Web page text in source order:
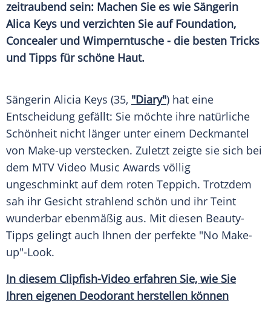
zeitraubend sein: Machen Sie es wie Sängerin
Alica Keys und verzichten Sie auf Foundation,
Concealer und Wimperntusche - die besten Tricks
und Tipps für schöne Haut.
Sängerin Alicia Keys (35, "Diary") hat eine
Entscheidung gefällt: Sie möchte ihre natürliche
Schönheit nicht länger unter einem Deckmantel
von Make-up verstecken. Zuletzt zeigte sie sich bei
dem MTV Video Music Awards völlig
ungeschminkt auf dem roten Teppich. Trotzdem
sah ihr Gesicht strahlend schön und ihr Teint
wunderbar ebenmäßig aus. Mit diesen Beauty-
Tipps gelingt auch Ihnen der perfekte "No Make-
up"-Look.
In diesem Clipfish-Video erfahren Sie, wie Sie
Ihren eigenen Deodorantherstellen können